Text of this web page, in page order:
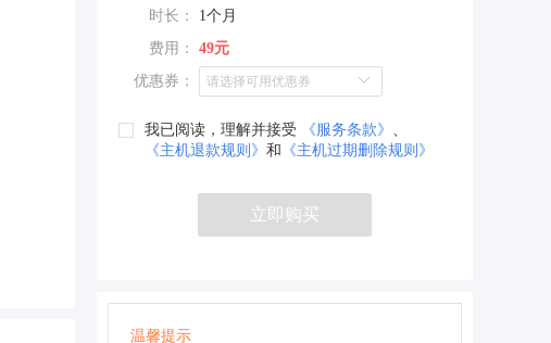
时长：
1个月
费用：
49元
优惠券：
我已阅读，理解并接受 《服务条款》 、
《主机退款规则》 和 《主机过期删除规则》
立即购买
温馨提示